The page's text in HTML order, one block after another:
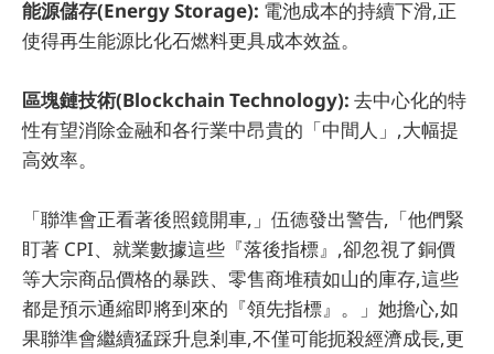
能源儲存(Energy Storage): 電池成本的持續下滑,正
使得再生能源比化石燃料更具成本效益。
區塊鏈技術(Blockchain Technology): 去中心化的特
性有望消除金融和各行業中昂貴的「中間人」,大幅提
高效率。
「聯準會正看著後照鏡開車,」伍德發出警告,「他們緊
盯著 CPI、就業數據這些『落後指標』,卻忽視了銅價
等大宗商品價格的暴跌、零售商堆積如山的庫存,這些
都是預示通縮即將到來的『領先指標』。」她擔心,如
果聯準會繼續猛踩升息剎車,不僅可能扼殺經濟成長,更